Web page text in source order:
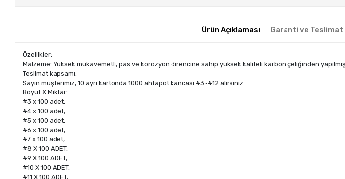
Ürün Açıklaması Garanti ve Teslimat
Özellikler:
Malzeme: Yüksek mukavemetli, pas ve korozyon direncine sahip yüksek kaliteli karbon çeliğinden
Teslimat kapsamı:
Sayın müşterimiz, 10 ayrı kartonda 1000 ahtapot kancası #3~#12 alırsınız.
Boyut X Miktar:
#3 x 100 adet,
#4 x 100 adet,
#5 x 100 adet,
#6 x 100 adet,
#7 x 100 adet,
#8 X 100 ADET,
#9 X 100 ADET,
#10 X 100 ADET,
#11 X 100 ADET,